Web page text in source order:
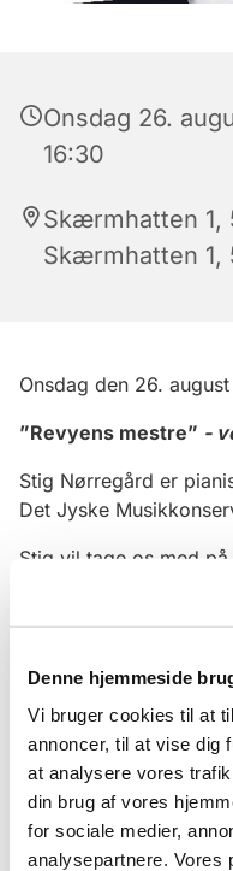
Denne hjemmeside
Vi bruger cookies til at
annoncer, til at vise dig
at analysere vores
din brug af vores
for sociale medier,
analysepartnere. Vores
Onsdag 26.
16:30
Skærmhatten 1,
Skærmhatten 1,
Onsdag den 26.
”Revyens mestre” -
Stig Nørregård er
Det Jyske
Stig vil tage os med
Osvald
Borge, Ebbe Rode og
tangenterne og byder
lidt revy-quiz.
Han er
vært, men får dog
rumsterstang!